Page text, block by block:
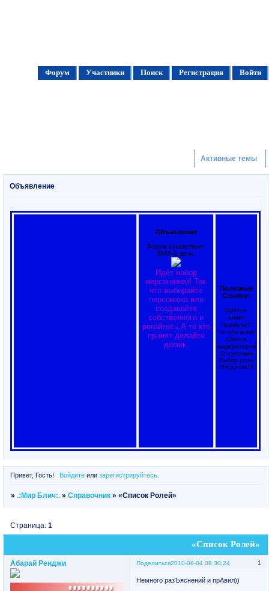
Форум Участники Поиск Регистрация Войти
Активные темы
Объявление
Объявление
Форум существует
5848-й день.
Идёт набор
персонажей! Так
что выбирайте
персонажа или
создавайте
собственного и
регайтесь.А те кто
принят делайте
домик.
Полезные
Ссылки:
Шаблон
анкет
Правила!!!
Читать всем!
Список
модераторов
Отсутствия
Выбор роли
Флудилка!!!
Привет, Гость! Войдитеили зарегистрируйтесь.
».:Мир Блич:. »Справочник »«Список Ролей»
«Список Ролей»
Страница:1
Поделиться 1
2010-08-04 08:30:24
Абарай Ренджи
Немного разЪяснений и прАвил))